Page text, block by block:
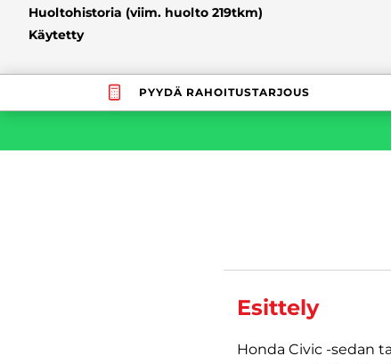
Huoltohistoria (viim. huolto 219tkm)
Käytetty
PYYDÄ RAHOITUSTARJOUS
Esittely
Honda Civic -sedan